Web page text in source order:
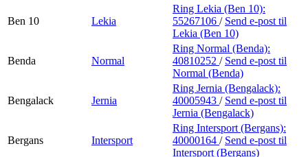
Ben 10 Lekia
Ring Lekia (Ben 10):
55267106 / Send e-post til
Lekia (Ben 10)
Benda Normal
Ring Normal (Benda):
40810252 / Send e-post til
Normal (Benda)
Bengalack Jernia
Ring Jernia (Bengalack):
40005943 / Send e-post til
Jernia (Bengalack)
Bergans Intersport
Ring Intersport (Bergans):
40000164 / Send e-post til
Intersport (Bergans)